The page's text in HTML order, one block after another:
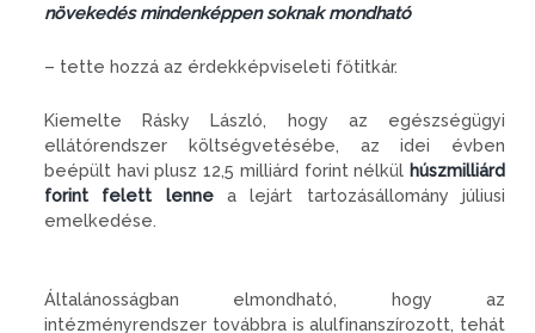
növekedés mindenképpen soknak mondható
– tette hozzá az érdekképviseleti főtitkár.
Kiemelte Rásky László, hogy az egészségügyi
ellátórendszer költségvetésébe, az idei évben
beépült havi plusz 12,5 milliárd forint nélkül húszmilliárd
forint felett lenne a lejárt tartozásállomány júliusi
emelkedése.
Általánosságban elmondható, hogy az
intézményrendszer továbbra is alulfinanszírozott, tehát